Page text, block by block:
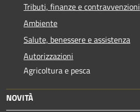
Tributi, finanze e contravvenzioni
Ambiente
Salute, benessere e assistenza
Autorizzazioni
Agricoltura e pesca
NOVITÀ